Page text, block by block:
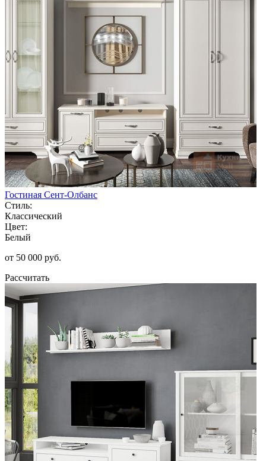
Гостиная Сент-Олбанс
Стиль:
Классический
Цвет:
Белый
от 50 000 руб.
Рассчитать